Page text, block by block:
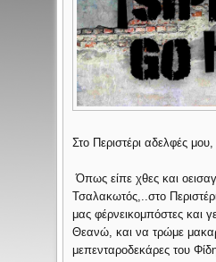
Στο Περιστέρι αδελφές μου,
Όπως είπε χθες και
Τσαλακωτός,..στο
μας φέρνεικομπόστες και
Θεανώ, και να τρώμε
μεπενταροδεκάρες του